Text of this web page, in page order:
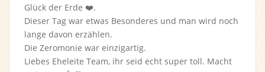
Glück der Erde ❤️.
Dieser Tag war etwas Besonderes und man wird noch
lange davon erzählen.
Die Zeromonie war einzigartig.
Liebes Eheleite Team, ihr seid echt super toll. Macht